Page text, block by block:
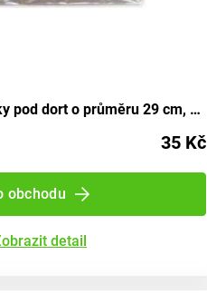
Krajkované podložky pod dort o průměru 29 cm, balení 8 kusů
35 Kč
obchodu
detail